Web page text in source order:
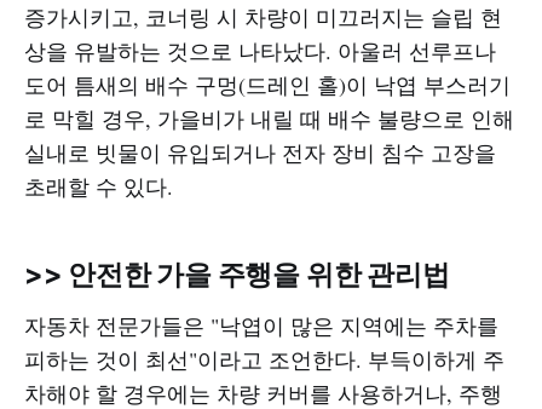
증가시키고, 코너링 시 차량이 미끄러지는 슬립 현
상을 유발하는 것으로 나타났다. 아울러 선루프나
도어 틈새의 배수 구멍(드레인 홀)이 낙엽 부스러기
로 막힐 경우, 가을비가 내릴 때 배수 불량으로 인해
실내로 빗물이 유입되거나 전자 장비 침수 고장을
초래할 수 있다.
>> 안전한 가을 주행을 위한 관리법
자동차 전문가들은 "낙엽이 많은 지역에는 주차를
피하는 것이 최선"이라고 조언한다. 부득이하게 주
차해야 할 경우에는 차량 커버를 사용하거나, 주행